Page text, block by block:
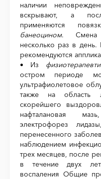
наличии
вскрывают, а
применяются
банеоцином. Смена
несколько раз в
рекомендуются
• Из
остром периоде
ультрафиолетовое
также на область
скорейшего
нафталановая
электрофорез
перенесенного
наблюдением
трех месяцев, после
в течение двух
воспаления Общие